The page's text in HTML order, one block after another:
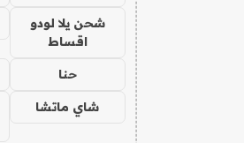
شحن يلا لودو
اقساط
حنا
شاي ماتشا